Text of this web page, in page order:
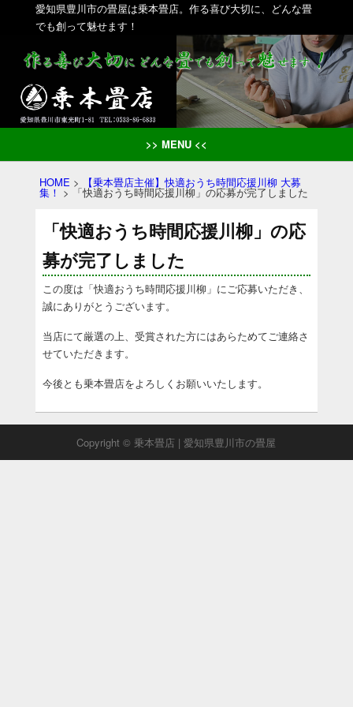
愛知県豊川市の畳屋は乗本畳店。作る喜び大切に、どんな畳
でも創って魅せます！
>> MENU <<
HOME > 【乗本畳店主催】快適おうち時間応援川柳 大募
集！ > 「快適おうち時間応援川柳」の応募が完了しました
「快適おうち時間応援川柳」の応
募が完了しました
この度は「快適おうち時間応援川柳」にご応募いただき、
誠にありがとうございます。
当店にて厳選の上、受賞された方にはあらためてご連絡さ
せていただきます。
今後とも乗本畳店をよろしくお願いいたします。
Copyright © 乗本畳店 | 愛知県豊川市の畳屋